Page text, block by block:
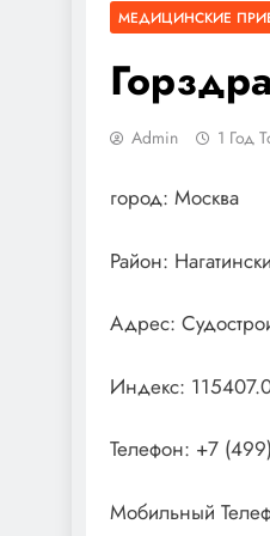
МЕДИЦИНСКИЕ
Admin 1 Год
город: Москва
Район:
Адрес:
Индекс:
Телефон: +7
Мобильный